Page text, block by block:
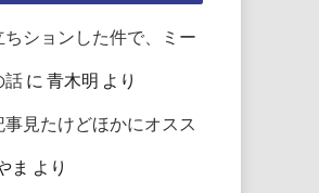
ションした件で、ミー
話 に 青木明 より
見たけどほかにオスス
ま より